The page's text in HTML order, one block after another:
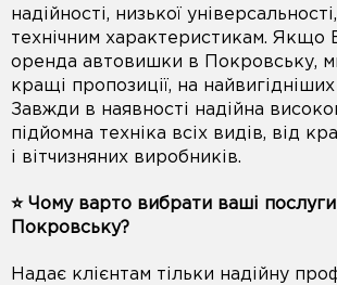
надійності, низької
технічним характеристикам. Якщо
оренда автовишки в Покровську,
кращі пропозиції, на
Завжди в наявності надійна
підйомна техніка всіх видів, від
і вітчизняних виробників.
⭐️ Чому варто вибрати ваші
Покровську?
Надає клієнтам тільки надійну